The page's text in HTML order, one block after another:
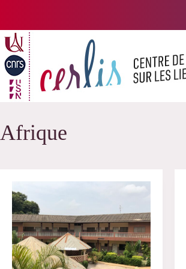
Afrique